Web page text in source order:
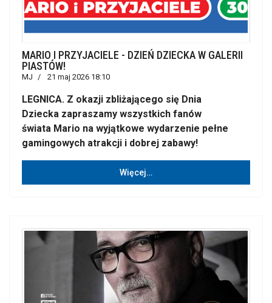
MARIO I PRZYJACIELE - DZIEŃ DZIECKA W GALERII
PIASTÓW!
MJ 21 maj 2026 18:10
LEGNICA. Z okazji zbliżającego się Dnia
Dziecka zapraszamy wszystkich fanów
świata Mario na wyjątkowe wydarzenie pełne
gamingowych atrakcji i dobrej zabawy!
Więcej…